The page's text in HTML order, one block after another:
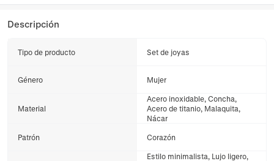
Descripción
Tipo de producto Set de joyas
Género Mujer
Material
Acero inoxidable, Concha,
Acero de titanio, Malaquita,
Nácar
Patrón Corazón
Estilo minimalista, Lujo ligero,